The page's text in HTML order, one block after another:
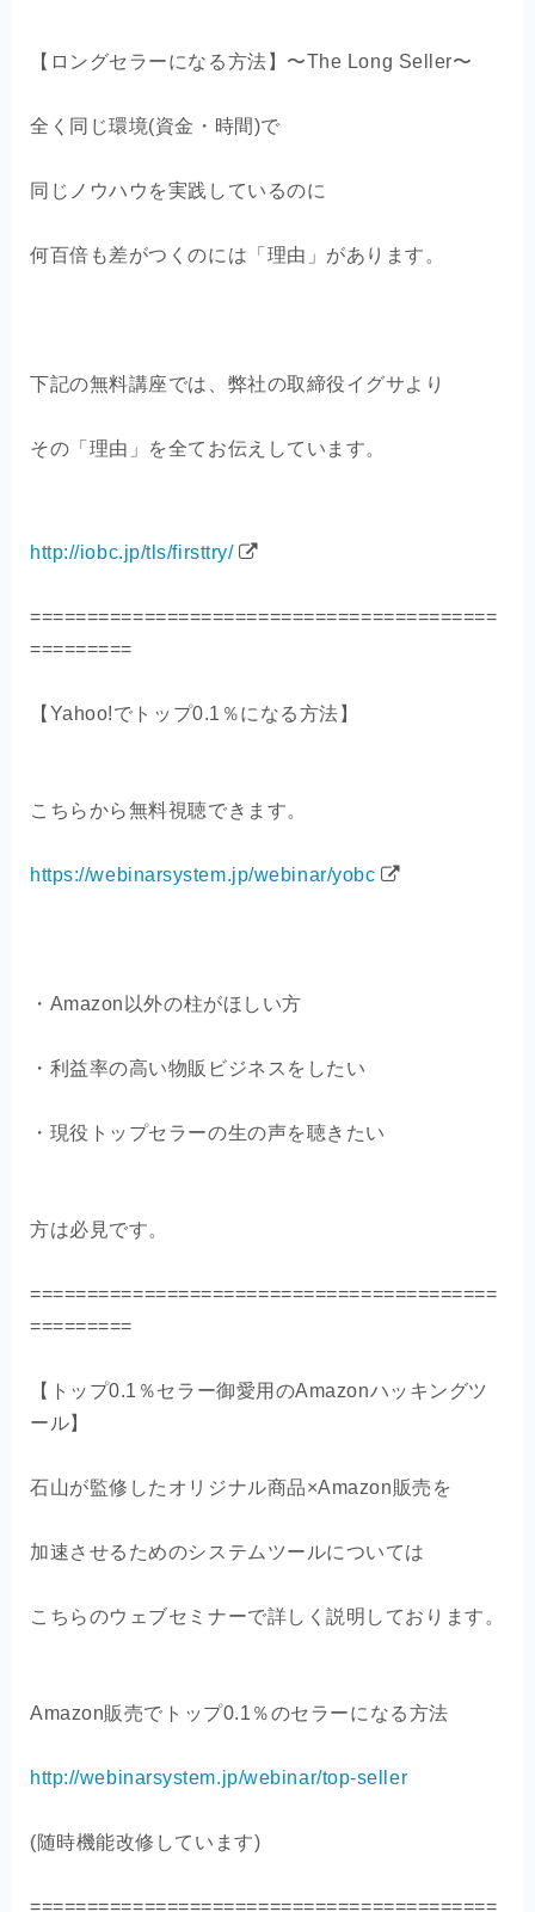
【ロングセラーになる方法】〜The Long Seller〜
全く同じ環境(資金・時間)で
同じノウハウを実践しているのに
何百倍も差がつくのには「理由」があります。
下記の無料講座では、弊社の取締役イグサより
その「理由」を全てお伝えしています。
http://iobc.jp/tls/firsttry/
=========================================
=========
【Yahoo!でトップ0.1％になる方法】
こちらから無料視聴できます。
https://webinarsystem.jp/webinar/yobc
・Amazon以外の柱がほしい方
・利益率の高い物販ビジネスをしたい
・現役トップセラーの生の声を聴きたい
方は必見です。
=========================================
=========
【トップ0.1％セラー御愛用のAmazonハッキングツ
ール】
石山が監修したオリジナル商品×Amazon販売を
加速させるためのシステムツールについては
こちらのウェブセミナーで詳しく説明しております。
Amazon販売でトップ0.1％のセラーになる方法
http://webinarsystem.jp/webinar/top-seller
(随時機能改修しています)
=========================================